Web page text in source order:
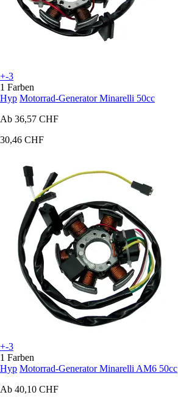
+-3
1 Farben
Hyp Motorrad-Generator Minarelli 50cc
Ab 36,57 CHF
30,46 CHF
+-3
1 Farben
Hyp Motorrad-Generator Minarelli AM6 50cc
Ab 40,10 CHF